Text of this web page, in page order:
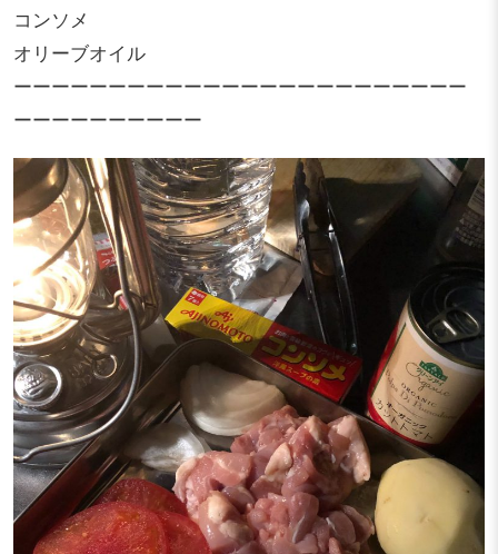
コンソメ
オリーブオイル
ーーーーーーーーーーーーーーーーーーーーーーーー
ーーーーーーーーーー